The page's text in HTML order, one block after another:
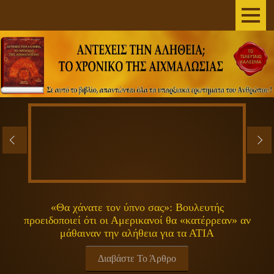
«Θα χάνατε τον ύπνο σας»: Βουλευτής
προειδοποιεί ότι οι Αμερικανοί θα «κατέρρεαν» αν
μάθαιναν την αλήθεια για τα ΑΤΙΑ
Διαβάστε Το Άρθρο
AΡΧΙΚΗ
ΣΥΓΓΡΑΦΕΑΣ
ΠΝΕΥΜΑΤΙΚΟΤΗΤΑ
ΕΚΠΟΜΠΕΣ
ΓΕΝΙΚΑ